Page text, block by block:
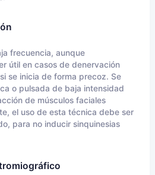
frecuencia, aunque
útil en casos de denervación
se inicia de forma precoz. Se
o pulsada de baja intensidad
de músculos faciales
el uso de esta técnica debe ser
para no inducir sinquinesias